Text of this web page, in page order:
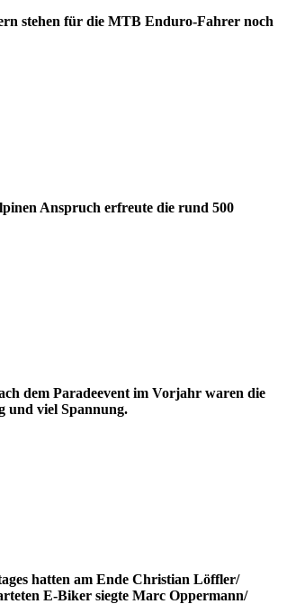
stehen für die MTB Enduro-Fahrer noch
Anspruch erfreute die rund 500
dem Paradeevent im Vorjahr waren die
und viel Spannung.
hatten am Ende Christian Löffler/
E-Biker siegte Marc Oppermann/